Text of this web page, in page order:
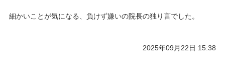
細かいことが気になる、負けず嫌いの院長の独り言でした。
2025年09月22日 15:38